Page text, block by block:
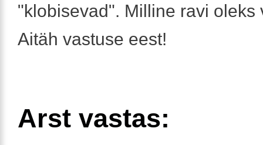
"klobisevad". Milline ravi oleks
Aitäh vastuse eest!
Arst vastas: